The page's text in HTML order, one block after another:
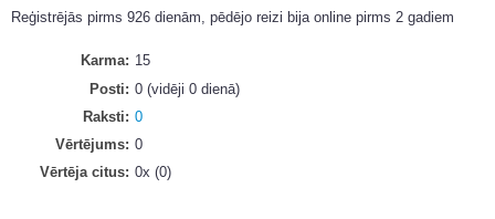
Reģistrējās pirms 926 dienām, pēdējo reizi bija online pirms 2 gadiem
Karma
15
Posti
0 (vidēji 0 dienā)
Raksti
0
Vērtējums
0
Vērtēja citus
0x (0)